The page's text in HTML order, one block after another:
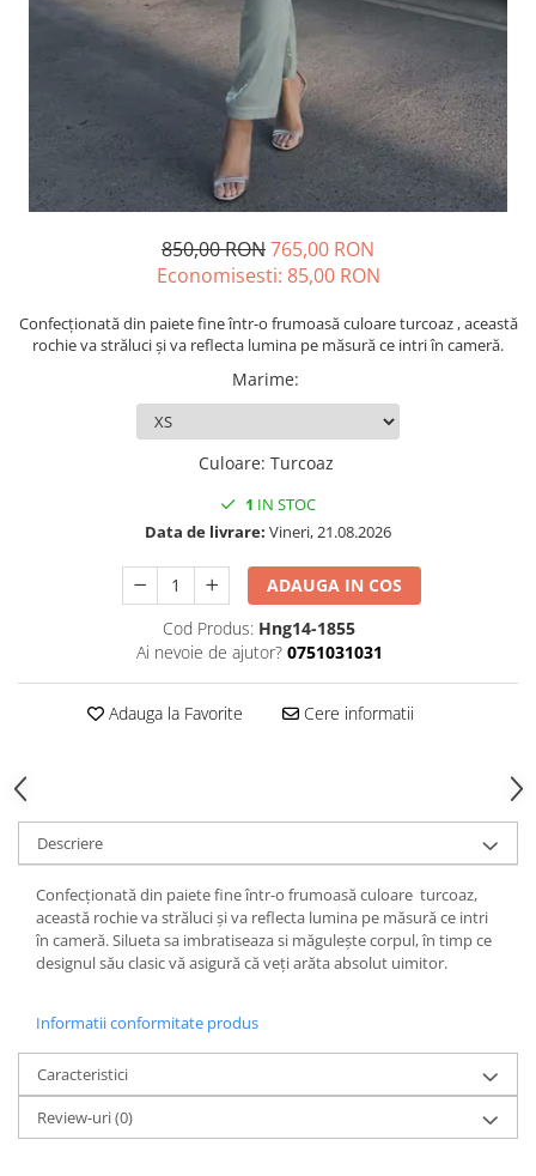
850,00 RON765,00 RON
Economisesti: 85,00 RON
Confecționată din paiete fine într-o frumoasă culoare turcoaz , această
rochie va străluci și va reflecta lumina pe măsură ce intri în cameră.
Marime:
Culoare: Turcoaz
1 IN STOC
Data de livrare: Vineri, 21.08.2026
ADAUGA IN COS
Cod Produs: Hng14-1855
Ai nevoie de ajutor? 0751031031
Adauga la Favorite Cere informatii
Descriere
Confecționată din paiete fine într-o frumoasă culoare turcoaz,
această rochie va străluci și va reflecta lumina pe măsură ce intri
în cameră. Silueta sa imbratiseaza si măgulește corpul, în timp ce
designul său clasic vă asigură că veți arăta absolut uimitor.
Informatii conformitate produs
Caracteristici
Review-uri(0)